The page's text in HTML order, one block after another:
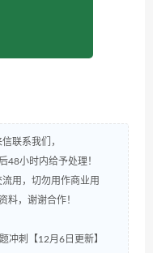
联系我们，
48小时内给予处理！
用，切勿用作商业用
料，谢谢合作！
冲刺【12月6日更新】